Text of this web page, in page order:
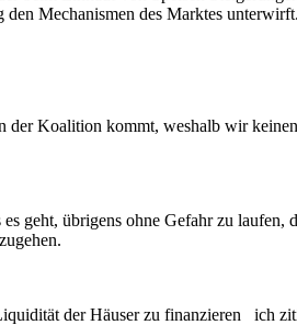
Mechanismen des Marktes
Koalition kommt, weshalb wir
geht, übrigens ohne Gefahr zu
der Häuser zu finanzieren ich